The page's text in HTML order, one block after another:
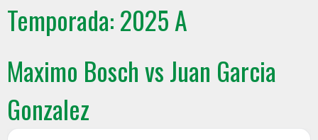
Temporada:2025 A
Maximo Bosch vs Juan Garcia
Gonzalez